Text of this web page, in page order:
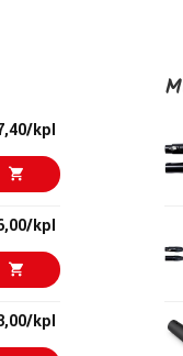
K&M:n jalustat
joita myydään
kpl
kpl
kpl